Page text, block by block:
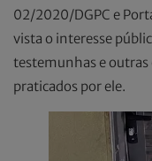
02/2020/DGPC e
vista o interesse
testemunhas e
praticados por ele.